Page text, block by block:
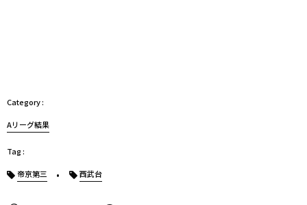
Aリーグ結果
帝京第三 西武台